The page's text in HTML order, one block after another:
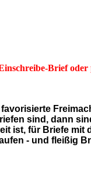
Brief oder
sind, dann
ist, für Briefe mit
- und fleißig